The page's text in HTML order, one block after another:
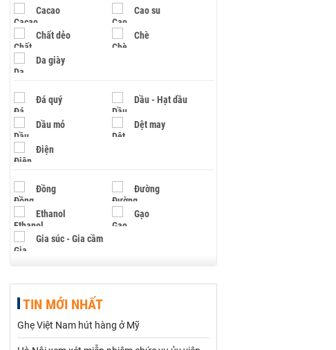
Cacao Cao su
Chất dẻo Chè
Da giày
Đá quý Dầu - Hạt dầu
Dầu mỏ Dệt may
Điện
Đồng Đường
Ethanol Gạo
Gia súc - Gia cầm
Hạt điều
Khí đốt
TIN MỚI NHẤT
Ghẹ Việt Nam hút hàng ở Mỹ